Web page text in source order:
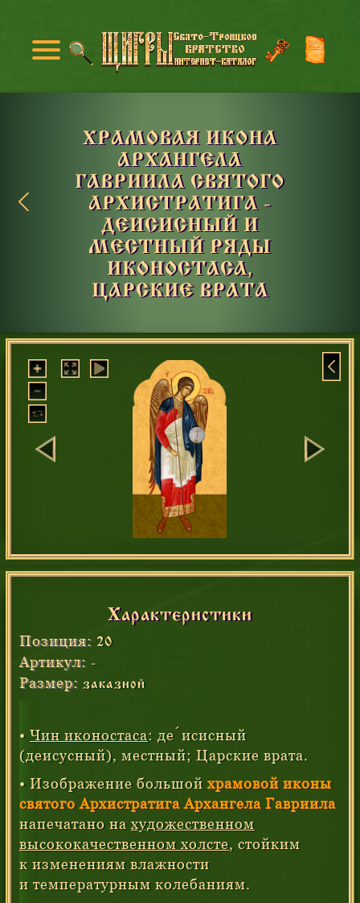
ХРАМОВАЯ ИКОНА
АРХАНГЕЛА
ГАВРИИЛА СВЯТОГО
АРХИСТРАТИГА -
ДЕИСИСНЫЙ И
МЕСТНЫЙ РЯДЫ
ИКОНОСТАСА,
ЦАРСКИЕ ВРАТА
Характеристики
Позиция: 20
Артикул:
Размер: заказной
• Чин иконостаса: де́исисный
(деисусный), местный; Царские врата.
• Изображение большой храмовой иконы
святого Архистратига Архангела Гавриила
напечатано на художественном
высококачественном холсте, стойким
к изменениям влажности
и температурным колебаниям.